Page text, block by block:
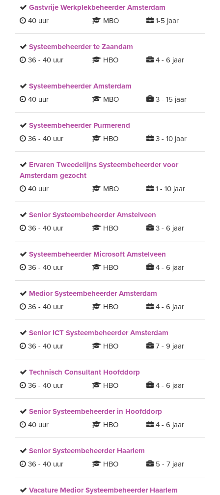
Gastvrije Werkplekbeheerder Amsterdam
40 uur
MBO 1-5 jaar
Systeembeheerder te Zaandam
36 - 40 uur
HBO 4 - 6 jaar
Systeembeheerder Amsterdam
40 uur
MBO 3 - 15 jaar
Systeembeheerder Purmerend
36 - 40 uur
HBO 3 - 10 jaar
Ervaren Tweedelijns Systeembeheerder voor
Amsterdam gezocht
40 uur
MBO 1 - 10 jaar
Senior Systeembeheerder Amstelveen
36 - 40 uur
HBO 3 - 6 jaar
Systeembeheerder Microsoft Amstelveen
36 - 40 uur
HBO 4 - 6 jaar
Medior Systeembeheerder Amsterdam
36 - 40 uur
HBO 4 - 6 jaar
Senior ICT Systeembeheerder Amsterdam
36 - 40 uur
HBO 7 - 9 jaar
Technisch Consultant Hoofddorp
36 - 40 uur
HBO 4 - 6 jaar
Senior Systeembeheerder in Hoofddorp
40 uur
HBO 4 - 6 jaar
Senior Systeembeheerder Haarlem
36 - 40 uur
HBO 5 - 7 jaar
Vacature Medior Systeembeheerder Haarlem